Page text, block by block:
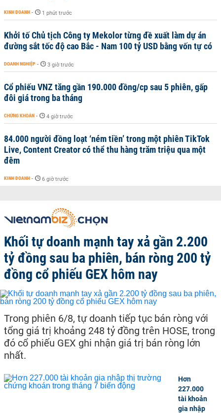
KINH DOANH - 1 phút trước
Khởi tố Chủ tịch Công ty Mekolor từng đề xuất làm dự án
đường sắt tốc độ cao Bắc - Nam 100 tỷ USD bằng vốn tự có
DOANH NGHIỆP - 3 giờ trước
Cổ phiếu VNZ tăng gần 190.000 đồng/cp sau 5 phiên, gấp
đôi giá trong ba tháng
CHỨNG KHOÁN - 4 giờ trước
84.000 người đồng loạt ‘ném tiền’ trong một phiên TikTok
Live, Content Creator có thể thu hàng trăm triệu qua một
đêm
KINH DOANH - 6 giờ trước
Khối tự doanh mạnh tay xả gần 2.200
tỷ đồng sau ba phiên, bán ròng 200 tỷ
đồng cổ phiếu GEX hôm nay
Trong phiên 6/8, tự doanh tiếp tục bán ròng với
tổng giá trị khoảng 248 tỷ đồng trên HOSE, trong
đó cổ phiếu GEX ghi nhận giá trị bán ròng lớn
nhất.
Hơn
227.000
tài khoản
gia nhập